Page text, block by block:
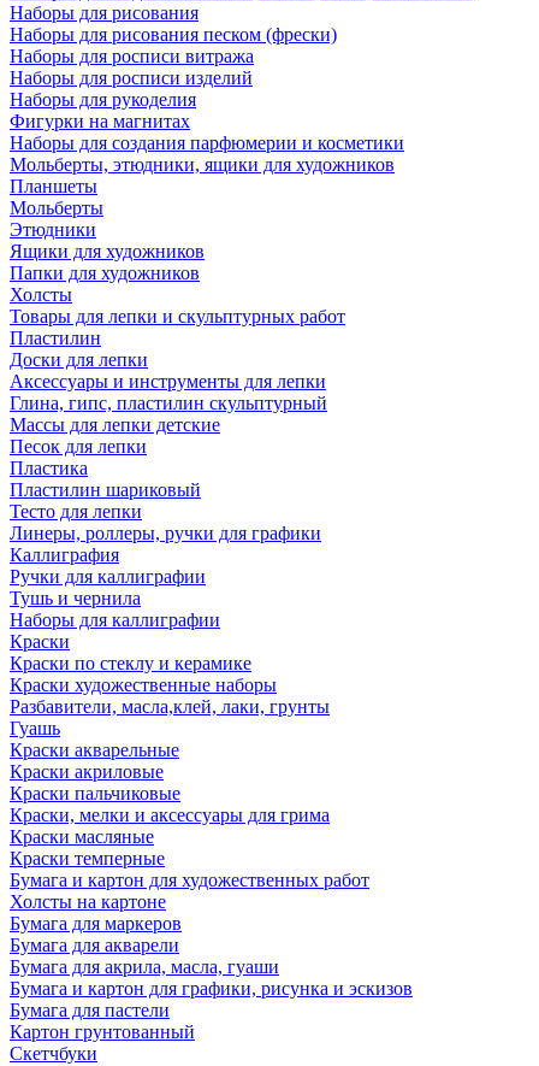
Наборы для рисования
Наборы для рисования песком (фрески)
Наборы для росписи витража
Наборы для росписи изделий
Наборы для рукоделия
Фигурки на магнитах
Наборы для создания парфюмерии и косметики
Мольберты, этюдники, ящики для художников
Планшеты
Мольберты
Этюдники
Ящики для художников
Папки для художников
Холсты
Товары для лепки и скульптурных работ
Пластилин
Доски для лепки
Аксессуары и инструменты для лепки
Глина, гипс, пластилин скульптурный
Массы для лепки детские
Песок для лепки
Пластика
Пластилин шариковый
Тесто для лепки
Линеры, роллеры, ручки для графики
Каллиграфия
Ручки для каллиграфии
Тушь и чернила
Наборы для каллиграфии
Краски
Краски по стеклу и керамике
Краски художественные наборы
Разбавители, масла,клей, лаки, грунты
Гуашь
Краски акварельные
Краски акриловые
Краски пальчиковые
Краски, мелки и аксессуары для грима
Краски масляные
Краски темперные
Бумага и картон для художественных работ
Холсты на картоне
Бумага для маркеров
Бумага для акварели
Бумага для акрила, масла, гуаши
Бумага и картон для графики, рисунка и эскизов
Бумага для пастели
Картон грунтованный
Скетчбуки